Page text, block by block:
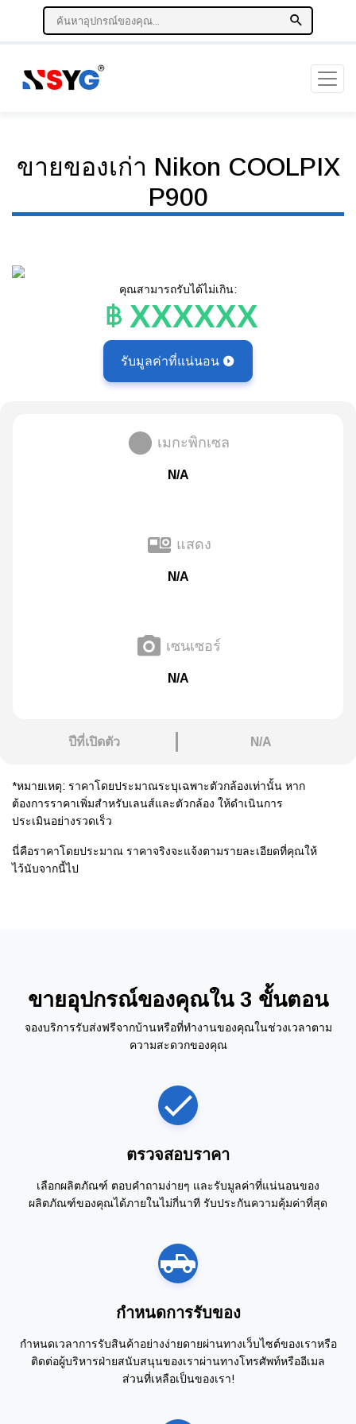
ขายของเก่า Nikon COOLPIX
P900
คุณสามารถรับได้ไม่เกิน:
XXXXXX
รับมูลค่าที่แน่นอน
เมกะพิกเซล
N/A
แสดง
N/A
เซนเซอร์
N/A
ปีที่เปิดตัว N/A
*หมายเหตุ: ราคาโดยประมาณระบุเฉพาะตัวกล้องเท่านั้น หาก
ต้องการราคาเพิ่มสำหรับเลนส์และตัวกล้อง ให้ดำเนินการ
ประเมินอย่างรวดเร็ว
นี่คือราคาโดยประมาณ ราคาจริงจะแจ้งตามรายละเอียดที่คุณให้
ไว้นับจากนี้ไป
ขายอุปกรณ์ของคุณใน 3 ขั้นตอน
จองบริการรับส่งฟรีจากบ้านหรือที่ทำงานของคุณในช่วงเวลาตาม
ความสะดวกของคุณ
ตรวจสอบราคา
เลือกผลิตภัณฑ์ ตอบคำถามง่ายๆ และรับมูลค่าที่แน่นอนของ
ผลิตภัณฑ์ของคุณได้ภายในไม่กี่นาที รับประกันความคุ้มค่าที่สุด
กำหนดการรับของ
กำหนดเวลาการรับสินค้าอย่างง่ายดายผ่านทางเว็บไซต์ของเราหรือ
ติดต่อผู้บริหารฝ่ายสนับสนุนของเราผ่านทางโทรศัพท์หรืออีเมล
ส่วนที่เหลือเป็นของเรา!